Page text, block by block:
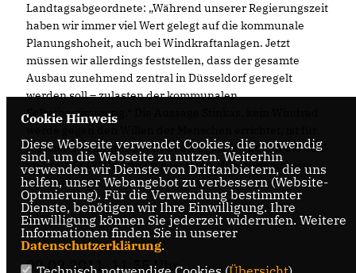
Landtagsabgeordnete: „Während unserer Regierungszeit
haben wir immer viel Wert gelegt auf die kommunale
Planungshoheit, auch bei Windkraftanlagen. Jetzt
müssen wir allerdings feststellen, dass der gesamte
Ausbau zunehmend zentral in Düsseldorf geregelt
werden soll – zulasten der kommunalen
Selbstbestimmung.“ Die Aussage Stinkas, kein Windrad
Jostmeier von zentraler Bedeutung: „Da wird ihn die CDU
im Kreis Coesfeld und im gesamten Münsterland beim
Wort nehmen!“
09.09.2011, 11:55 Uhr
Cookie Hinweis
Diese Webseite verwendet Cookies, die notwendig
sind, um die Webseite zu nutzen. Weiterhin
verwenden wir Dienste von Drittanbietern, die uns
helfen, unser Webangebot zu verbessern (Website-
Optmierung). Für die Verwendung bestimmter
Dienste, benötigen wir Ihre Einwilligung. Ihre
Einwilligung können Sie jederzeit widerrufen. Weitere
Informationen finden Sie in unserer
Datenschutzerklärung.